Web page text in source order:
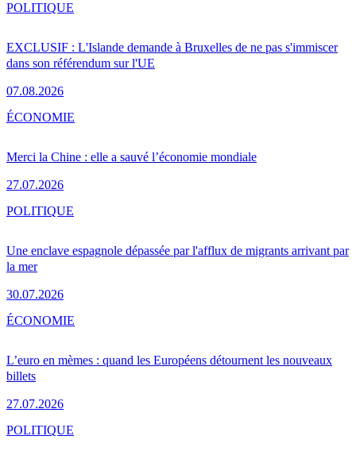
EXCLUSIF : L'Islande demande à Bruxelles de ne pas s'immiscer
dans son référendum sur l'UE
07.08.2026
POLITIQUE
Merci la Chine : elle a sauvé l’économie mondiale
27.07.2026
ÉCONOMIE
Une enclave espagnole dépassée par l'afflux de migrants arrivant par
la mer
30.07.2026
POLITIQUE
L’euro en mèmes : quand les Européens détournent les nouveaux
billets
27.07.2026
ÉCONOMIE
POLITIQUE